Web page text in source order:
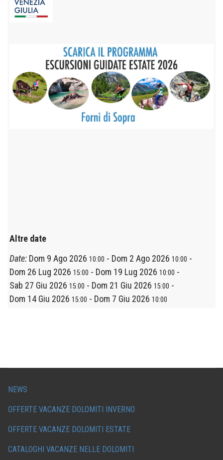
Altre date
Date: Dom 9 Ago 202610:00 - Dom 2 Ago 202610:00 -
Dom 26 Lug 202615:00 - Dom 19 Lug 202610:00 -
Sab 27 Giu 202615:00 - Dom 21 Giu 202615:00 -
Dom 14 Giu 202615:00 - Dom 7 Giu 202610:00
NEWS
OFFERTE VACANZE DOLOMITI INVERNO
OFFERTE VACANZE DOLOMITI ESTATE
CATALOGHI VACANZE NELLE DOLOMITI